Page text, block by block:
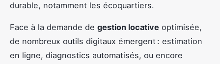
durable, notamment les écoquartiers.
Face à la demande de gestion locative optimisée,
de nombreux outils digitaux émergent : estimation
en ligne, diagnostics automatisés, ou encore